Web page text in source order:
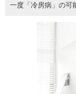
一度「冷房病」の可